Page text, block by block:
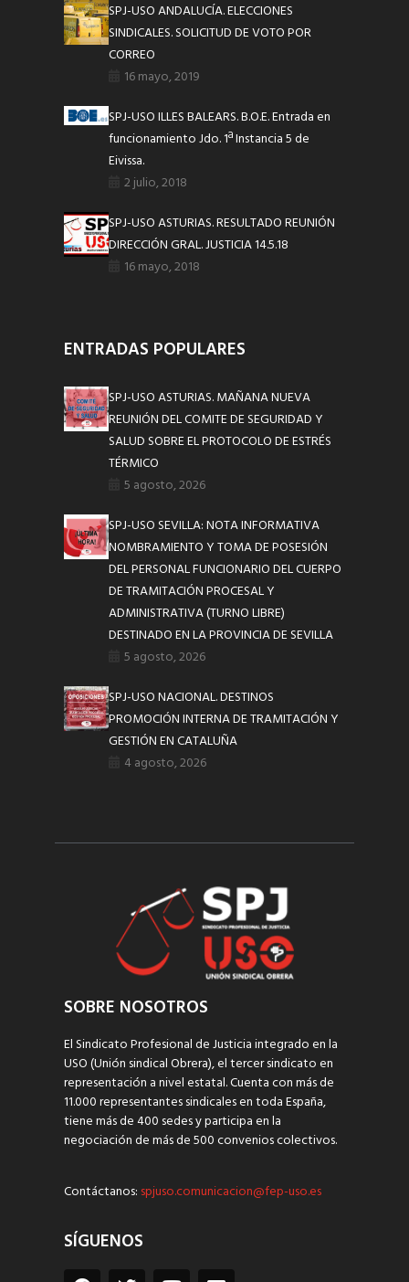
SPJ-USO ANDALUCÍA. ELECCIONES
SINDICALES. SOLICITUD DE VOTO POR
CORREO
16 mayo, 2019
SPJ-USO ILLES BALEARS. B.O.E. Entrada en
funcionamiento Jdo. 1ª Instancia 5 de
Eivissa.
2 julio, 2018
SPJ-USO ASTURIAS. RESULTADO REUNIÓN
DIRECCIÓN GRAL. JUSTICIA 14.5.18
16 mayo, 2018
ENTRADAS POPULARES
SPJ-USO ASTURIAS. MAÑANA NUEVA
REUNIÓN DEL COMITE DE SEGURIDAD Y
SALUD SOBRE EL PROTOCOLO DE ESTRÉS
TÉRMICO
5 agosto, 2026
SPJ-USO SEVILLA: NOTA INFORMATIVA
NOMBRAMIENTO Y TOMA DE POSESIÓN
DEL PERSONAL FUNCIONARIO DEL CUERPO
DE TRAMITACIÓN PROCESAL Y
ADMINISTRATIVA (TURNO LIBRE)
DESTINADO EN LA PROVINCIA DE SEVILLA
5 agosto, 2026
SPJ-USO NACIONAL. DESTINOS
PROMOCIÓN INTERNA DE TRAMITACIÓN Y
GESTIÓN EN CATALUÑA
4 agosto, 2026
SOBRE NOSOTROS
El Sindicato Profesional de Justicia integrado en la
USO (Unión sindical Obrera), el tercer sindicato en
representación a nivel estatal. Cuenta con más de
11.000 representantes sindicales en toda España,
tiene más de 400 sedes y participa en la
negociación de más de 500 convenios colectivos.
Contáctanos: spjuso.comunicacion@fep-uso.es
SÍGUENOS